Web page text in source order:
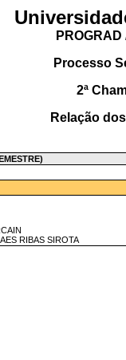
Processo
2ª
Relação
RIBAS SIROTA